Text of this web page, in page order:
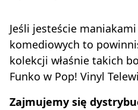
Jeśli jesteście
komediowych to
kolekcji właśnie takich
Funko w Pop! Vinyl
Zajmujemy się